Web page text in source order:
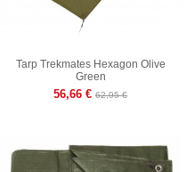
Tarp Trekmates Hexagon Olive
Green
56,66 € 62,95 €